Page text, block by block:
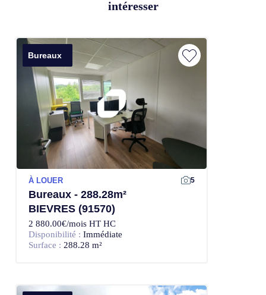
intéresser
Bureaux
À LOUER 5
Bureaux - 288.28m²
BIEVRES (91570)
2 880.00€/mois HT HC
Disponibilité : Immédiate
Surface : 288.28 m²